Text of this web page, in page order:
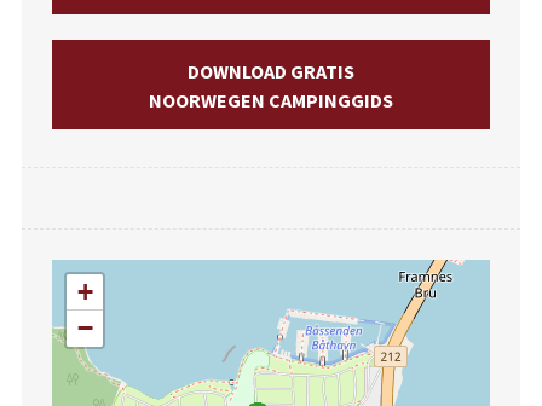
DOWNLOAD GRATIS
NOORWEGEN CAMPINGGIDS
+
−